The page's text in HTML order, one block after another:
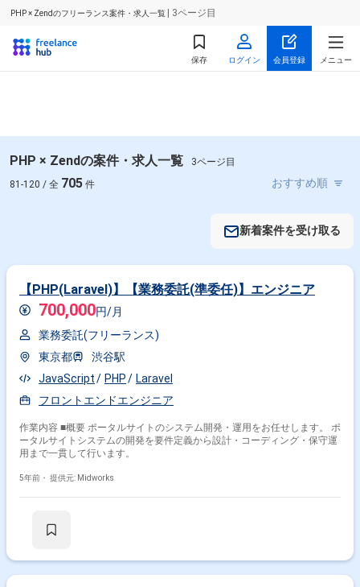
PHP × Zendのフリーランス案件・求人一覧 | 3ページ目
保存 ログイン 会員登録 メニュー
PHP × Zendの案件・求人一覧
3ページ目
81-120 / 全 705 件
新着案件を受け取る
【PHP(Laravel)】【業務委託(準委任)】エンジニア
700,000円/月
業務委託(フリーランス)
東京都
渋谷駅
JavaScript
PHP
Laravel
フロントエンドエンジニア
作業内容 ■概要 ポータルサイトのシステム開発・運用をお任せします。 ポ
ータルサイトシステムの開発を要件定義から設計・コーディング・保守運
用まで一貫して行います。
5年前・ 提供元: Midworks